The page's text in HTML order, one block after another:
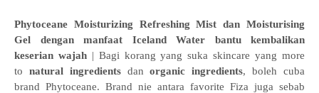
Phytoceane Moisturizing Refreshing Mist dan Moisturising
Gel dengan manfaat Iceland Water bantu kembalikan
keserian wajah| Bagi korang yang suka skincare yang more
to natural ingredients danorganic ingredients, boleh cuba
brand Phytoceane. Brand nie antara favorite Fiza juga sebab